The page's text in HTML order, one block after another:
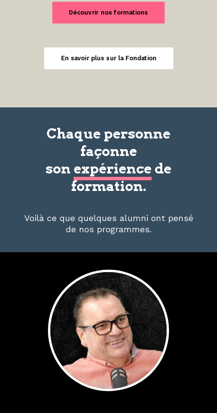
Découvrir nos formations
En savoir plus sur la Fondation
Chaque personne
façonne
son expérience de
formation.
Voilà ce que quelques alumni ont pensé
de nos programmes.